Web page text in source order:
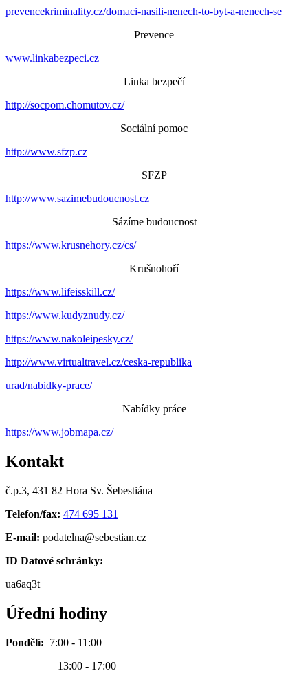
prevencekriminality.cz/domaci-nasili-nenech-to-byt-a-nenech-se
Prevence
www.linkabezpeci.cz
Linka bezpečí
http://socpom.chomutov.cz/
Sociální pomoc
http://www.sfzp.cz
SFZP
http://www.sazimebudoucnost.cz
Sázíme budoucnost
https://www.krusnehory.cz/cs/
Krušnohoří
https://www.lifeisskill.cz/
https://www.kudyznudy.cz/
https://www.nakoleipesky.cz/
http://www.virtualtravel.cz/ceska-republika
urad/nabidky-prace/
Nabídky práce
https://www.jobmapa.cz/
Kontakt
č.p.3, 431 82 Hora Sv. Šebestiána
Telefon/fax: 474 695 131
E-mail: podatelna@sebestian.cz
ID Datové schránky:
ua6aq3t
Úřední hodiny
Pondělí: 7:00 - 11:00
13:00 - 17:00